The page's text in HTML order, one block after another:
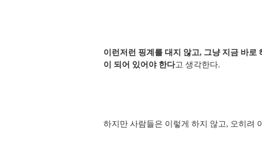
이런저런 핑계를 대지 않고, 그냥 지금 바로
이 되어 있어야 한다고 생각한다.
하지만 사람들은 이렇게 하지 않고, 오히려